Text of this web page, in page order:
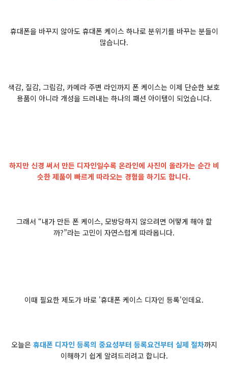
휴대폰을 바꾸지 않아도 휴대폰 케이스 하나로 분위기를 바꾸는 분들이
많습니다.
색감, 질감, 그립감, 카메라 주변 라인까지 폰 케이스는 이제 단순한 보호
용품이 아니라 개성을 드러내는 하나의 패션 아이템이 되었습니다.
하지만 신경 써서 만든 디자인일수록 온라인에 사진이 올라가는 순간 비
슷한 제품이 빠르게 따라오는 경험을 하기도 합니다.
그래서 “내가 만든 폰 케이스, 모방당하지 않으려면 어떻게 해야 할
까?”라는 고민이 자연스럽게 따라옵니다.
이때 필요한 제도가 바로 '휴대폰 케이스 디자인 등록'인데요.
오늘은 휴대폰 디자인 등록의 중요성부터 등록요건부터 실제 절차까지
이해하기 쉽게 알려드리려고 합니다.